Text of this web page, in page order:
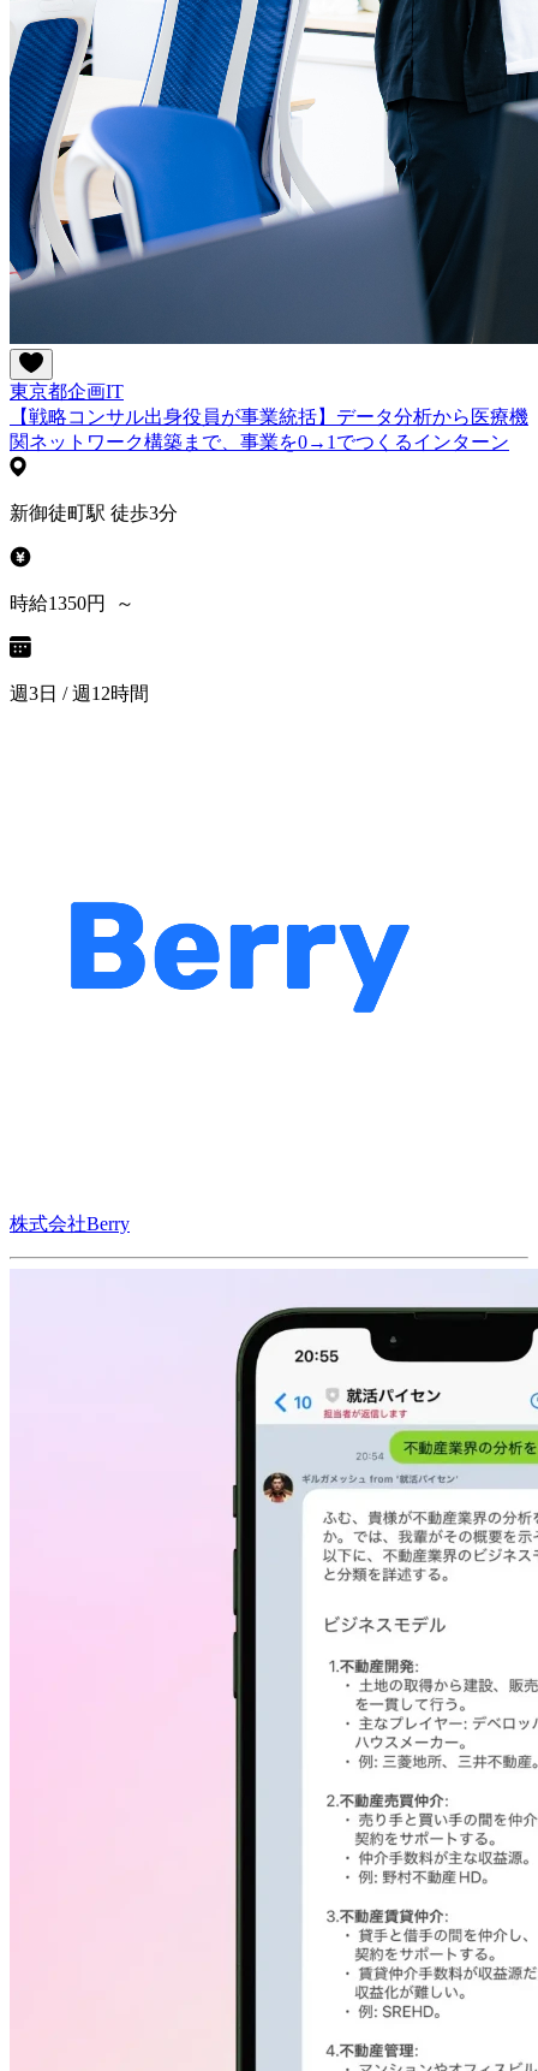
東京都企画IT
【戦略コンサル出身役員が事業統括】データ分析から医療機
関ネットワーク構築まで、事業を0→1でつくるインターン
新御徒町駅 徒歩3分
時給1350円 ～
週3日 / 週12時間
株式会社Berry